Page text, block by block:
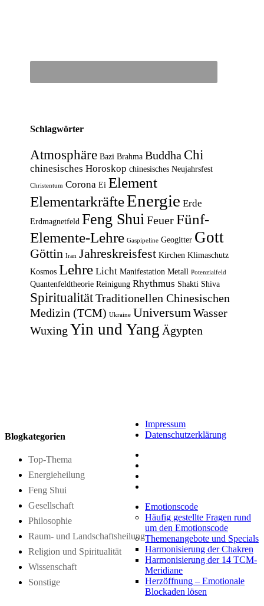
Schlagwörter
Atmosphäre Bazi Brahma Buddha Chi
chinesisches Horoskop chinesisches Neujahrsfest
Christentum Corona Ei Element
ElementarkräfteEnergie Erde
Erdmagnetfeld Feng Shui Feuer Fünf-
Elemente-Lehre Gaspipeline Geogitter Gott
Göttin Iran Jahreskreisfest Kirchen Klimaschutz
Kosmos Lehre Licht Manifestation Metall Potenzialfeld
Quantenfeldtheorie Reinigung Rhythmus Shakti Shiva
Spiritualität Traditionellen Chinesischen
Medizin (TCM) Ukraine Universum Wasser
Wuxing Yin und Yang Ägypten
Blogkategorien
Top-Thema
Energieheilung
Feng Shui
Gesellschaft
Philosophie
Raum- und Landschaftsheilung
Religion und Spiritualität
Wissenschaft
Sonstige
Impressum
Datenschutzerklärung
Emotionscode
Häufig gestellte Fragen rund
um den Emotionscode
Themenangebote und Specials
Harmonisierung der Chakren
Harmonisierung der 14 TCM-
Meridiane
Herzöffnung – Emotionale
Blockaden lösen